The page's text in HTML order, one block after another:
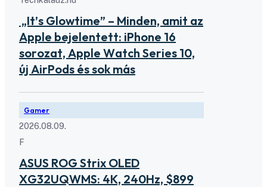
„It’s Glowtime” – Minden, amit az
Apple bejelentett: iPhone 16
sorozat, Apple Watch Series 10,
új AirPods és sok más
Gamer
2026.08.09.
F
ASUS ROG Strix OLED
XG32UQWMS: 4K, 240Hz, $899